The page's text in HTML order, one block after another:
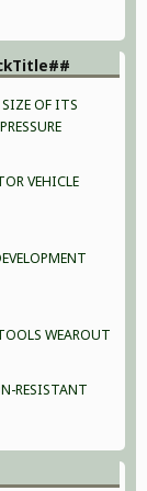
OF ITS
VEHICLE
WEAROUT
RESISTANT